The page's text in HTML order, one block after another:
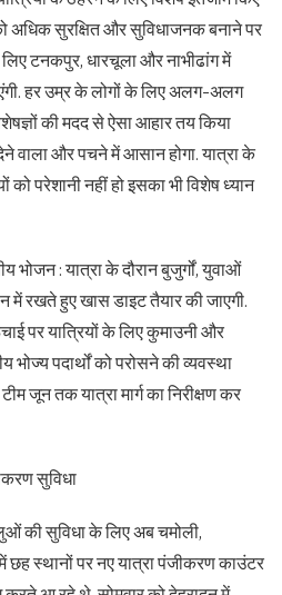
अधिक सुरक्षित और सुविधाजनक बनाने पर
टनकपुर, धारचूला और नाभीढांग में
हर उम्र के लोगों के लिए अलग-अलग
की मदद से ऐसा आहार तय किया
वाला और पचने में आसान होगा. यात्रा के
को परेशानी नहीं हो इसका भी विशेष ध्यान
भोजन : यात्रा के दौरान बुजुर्गों, युवाओं
रखते हुए खास डाइट तैयार की जाएगी.
पर यात्रियों के लिए कुमाउनी और
भोज्य पदार्थों को परोसने की व्यवस्था
जून तक यात्रा मार्ग का निरीक्षण कर
सुविधा
की सुविधा के लिए अब चमोली,
छह स्थानों पर नए यात्रा पंजीकरण काउंटर